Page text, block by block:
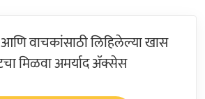
वाचकांसाठी लिहिलेल्या खास
मिळवा अमर्याद ॲक्सेस